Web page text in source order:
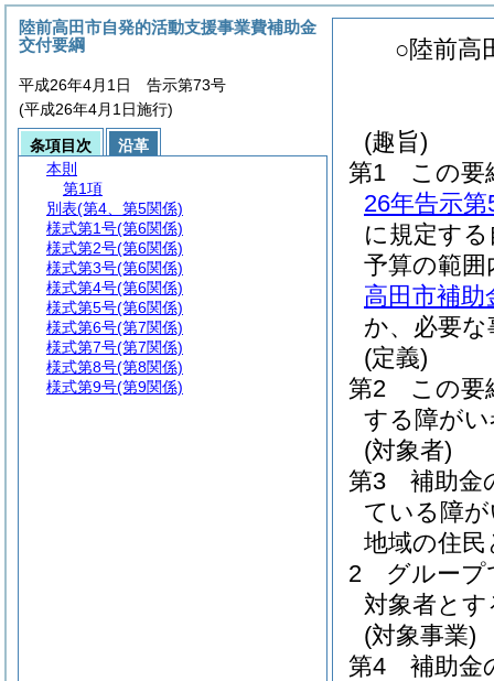
○陸前高
(趣旨)
第1 この要
26年告示
に規定す
予算の範
高田市補助
か、必要
(定義)
第2 この要
する障が
(対象者)
第3 補助金
ている障
地域の住
2 グループ
対象者とす
(対象事業)
第4 補助金
陸前高田市自発的活動支援事業費補助金
交付要綱
平成26年4月1日 告示第73号
(平成26年4月1日施行)
条項目次
沿革
本則
第1項
別表(第4、第5関係)
様式第1号(第6関係)
様式第2号(第6関係)
様式第3号(第6関係)
様式第4号(第6関係)
様式第5号(第6関係)
様式第6号(第7関係)
様式第7号(第7関係)
様式第8号(第8関係)
様式第9号(第9関係)